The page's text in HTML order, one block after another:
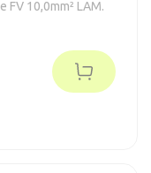
10,0mm² LAM.